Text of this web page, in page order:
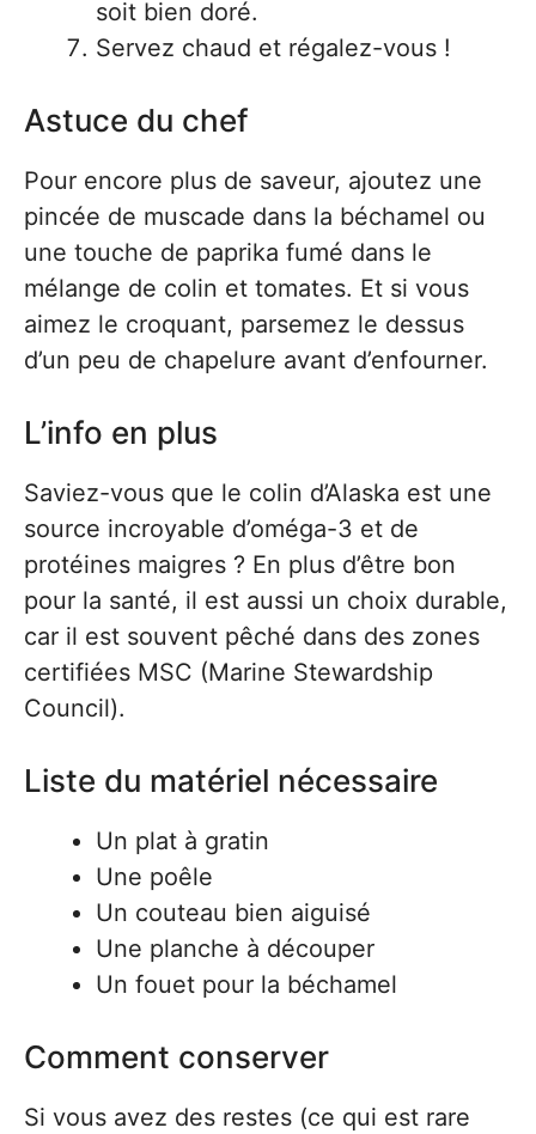
soit bien doré.
Servez chaud et régalez-vous !
Astuce du chef
Pour encore plus de saveur, ajoutez une
pincée de muscade dans la béchamel ou
une touche de paprika fumé dans le
mélange de colin et tomates. Et si vous
aimez le croquant, parsemez le dessus
d’un peu de chapelure avant d’enfourner.
L’info en plus
Saviez-vous que le colin d’Alaska est une
source incroyable d’oméga-3 et de
protéines maigres ? En plus d’être bon
pour la santé, il est aussi un choix durable,
car il est souvent pêché dans des zones
certifiées MSC (Marine Stewardship
Council).
Liste du matériel nécessaire
Un plat à gratin
Une poêle
Un couteau bien aiguisé
Une planche à découper
Un fouet pour la béchamel
Comment conserver
Si vous avez des restes (ce qui est rare